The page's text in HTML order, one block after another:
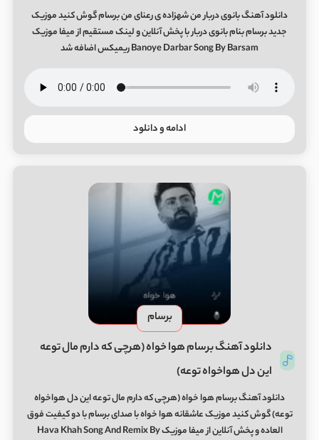
دانلود آهنگ بانوی دربار من شهزاده ی رعنای من برسام گوش کنید موزیک
جدید برسام بنام بانوی دربار با پخش آنلاین و لینک مستقیم از میفا موزیک
Banoye Darbar Song By Barsam ریمیکس اضافه شد
ادامه و دانلود
برسام
دانلود آهنگ برسام هوا خواه (هرچی که دارم مال توعه
این دل هواخواه توعه)
دانلود آهنگ برسام هوا خواه (هرچی که دارم مال توعه این دل هواخواه
توعه) گوش کنید موزیک عاشقانه هوا خواه با صدای برسام با دو کیفیت فوق
العاده و پخش آنلاین از میفا موزیک Hava Khah Song And Remix By